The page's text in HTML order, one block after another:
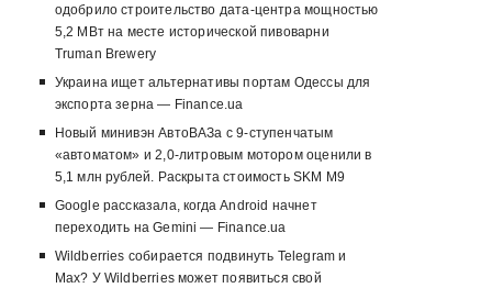
одобрило строительство дата-центра мощностью
5,2 МВт на месте исторической пивоварни
Truman Brewery
Украина ищет альтернативы портам Одессы для
экспорта зерна — Finance.ua
Новый минивэн АвтоВАЗа с 9-ступенчатым
«автоматом» и 2,0-литровым мотором оценили в
5,1 млн рублей. Раскрыта стоимость SKM M9
Google рассказала, когда Android начнет
переходить на Gemini — Finance.ua
Wildberries собирается подвинуть Telegram и
Max? У Wildberries может появиться свой